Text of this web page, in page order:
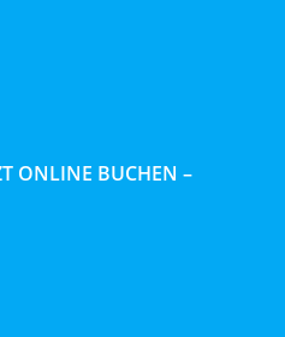
ONLINE BUCHEN –